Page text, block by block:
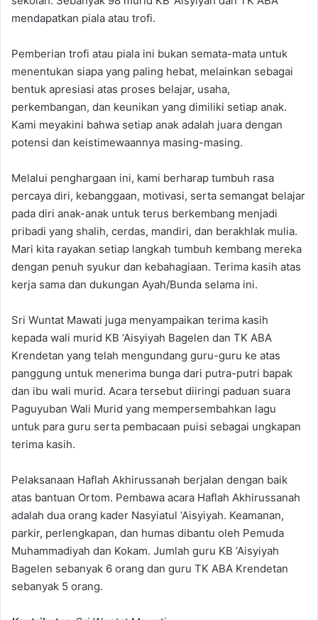
mendapatkan piala atau trofi.
Pemberian trofi atau piala ini bukan semata-mata untuk
menentukan siapa yang paling hebat, melainkan sebagai
bentuk apresiasi atas proses belajar, usaha,
perkembangan, dan keunikan yang dimiliki setiap anak.
Kami meyakini bahwa setiap anak adalah juara dengan
potensi dan keistimewaannya masing-masing.
Melalui penghargaan ini, kami berharap tumbuh rasa
percaya diri, kebanggaan, motivasi, serta semangat belajar
pada diri anak-anak untuk terus berkembang menjadi
pribadi yang shalih, cerdas, mandiri, dan berakhlak mulia.
Mari kita rayakan setiap langkah tumbuh kembang mereka
dengan penuh syukur dan kebahagiaan. Terima kasih atas
kerja sama dan dukungan Ayah/Bunda selama ini.
Sri Wuntat Mawati juga menyampaikan terima kasih
kepada wali murid KB ‘Aisyiyah Bagelen dan TK ABA
Krendetan yang telah mengundang guru-guru ke atas
panggung untuk menerima bunga dari putra-putri bapak
dan ibu wali murid. Acara tersebut diiringi paduan suara
Paguyuban Wali Murid yang mempersembahkan lagu
untuk para guru serta pembacaan puisi sebagai ungkapan
terima kasih.
Pelaksanaan Haflah Akhirussanah berjalan dengan baik
atas bantuan Ortom. Pembawa acara Haflah Akhirussanah
adalah dua orang kader Nasyiatul ‘Aisyiyah. Keamanan,
parkir, perlengkapan, dan humas dibantu oleh Pemuda
Muhammadiyah dan Kokam. Jumlah guru KB ‘Aisyiyah
Bagelen sebanyak 6 orang dan guru TK ABA Krendetan
sebanyak 5 orang.